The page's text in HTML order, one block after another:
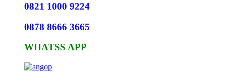
0821 1000 9224
0878 8666 3665
WHATSS APP